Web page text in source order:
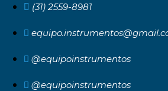
(31) 2559-8981
@equipoinstrumentos
@equipoinstrumentos